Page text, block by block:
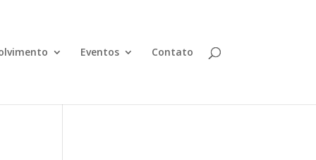
Eventos Contato